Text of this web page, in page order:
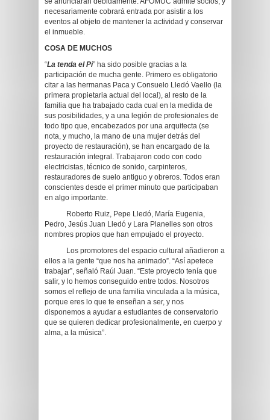
necesariamente cobrará entrada por asistir a los
eventos al objeto de mantener la actividad y conservar
el inmueble.
COSA DE MUCHOS
“La tenda el Pi” ha sido posible gracias a la
participación de mucha gente. Primero es obligatorio
citar a las hermanas Paca y Consuelo Lledó Vaello (la
primera propietaria actual del local), al resto de la
familia que ha trabajado cada cual en la medida de
sus posibilidades, y a una legión de profesionales de
todo tipo que, encabezados por una arquitecta (se
nota, y mucho, la mano de una mujer detrás del
proyecto de restauración), se han encargado de la
restauración integral. Trabajaron codo con codo
electricistas, técnico de sonido, carpinteros,
restauradores de suelo antiguo y obreros. Todos eran
conscientes desde el primer minuto que participaban
en algo importante.
Roberto Ruiz, Pepe Lledó, María Eugenia,
Pedro, Jesús Juan Lledó y Lara Planelles son otros
nombres propios que han empujado el proyecto.
Los promotores del espacio cultural añadieron a
ellos a la gente “que nos ha animado”. “Así apetece
trabajar”, señaló Raúl Juan. “Este proyecto tenía que
salir, y lo hemos conseguido entre todos. Nosotros
somos el reflejo de una familia vinculada a la música,
porque eres lo que te enseñan a ser, y nos
disponemos a ayudar a estudiantes de conservatorio
que se quieren dedicar profesionalmente, en cuerpo y
alma, a la música”.